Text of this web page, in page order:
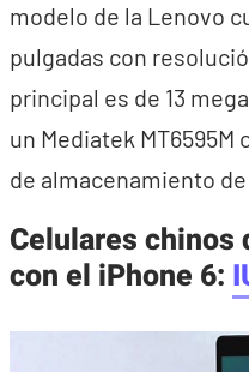
modelo de la Lenovo
pulgadas con
principal es de 13
un Mediatek MT6595M
de almacenamiento de
Celulares chinos
con el iPhone 6: